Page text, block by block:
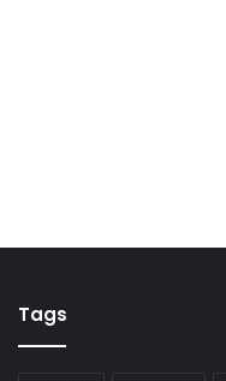
Tags